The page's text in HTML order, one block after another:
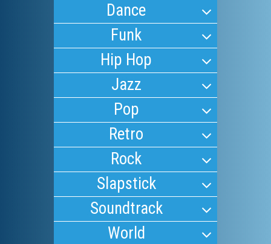
Dance
Funk
Hip Hop
Jazz
Pop
Retro
Rock
Slapstick
Soundtrack
World